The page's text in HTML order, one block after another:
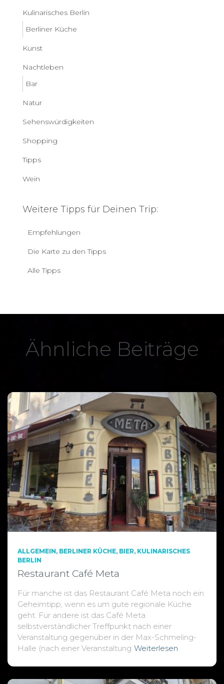
Kulinarisches Berlin
Berliner Küche
Kunst
Nachtleben
Bar
Natur
Sehenswürdigkeiten
Shopping
Tipps
Wein
Weitere Tipps für Deinen Trip:
Empfehlungen
Die Karte zu den Tipps
Alle Tipps
Ähnliche Beiträge
ALLGEMEIN BERLINER KÜCHE BIER KULINARISCHES
BERLIN
Restaurant Café Meta
Für manche ist das Restaurant Café Meta noch ein
Geheimtipp, wenn es um gute regionale Küche
geht. Für andere ist das Café Meta
selbstverständlicher Treffpunkt nach einer
Veranstaltung gegenüber in der Max-Schmeling-
Halle (nach einer Veranstaltung Weiterlesen